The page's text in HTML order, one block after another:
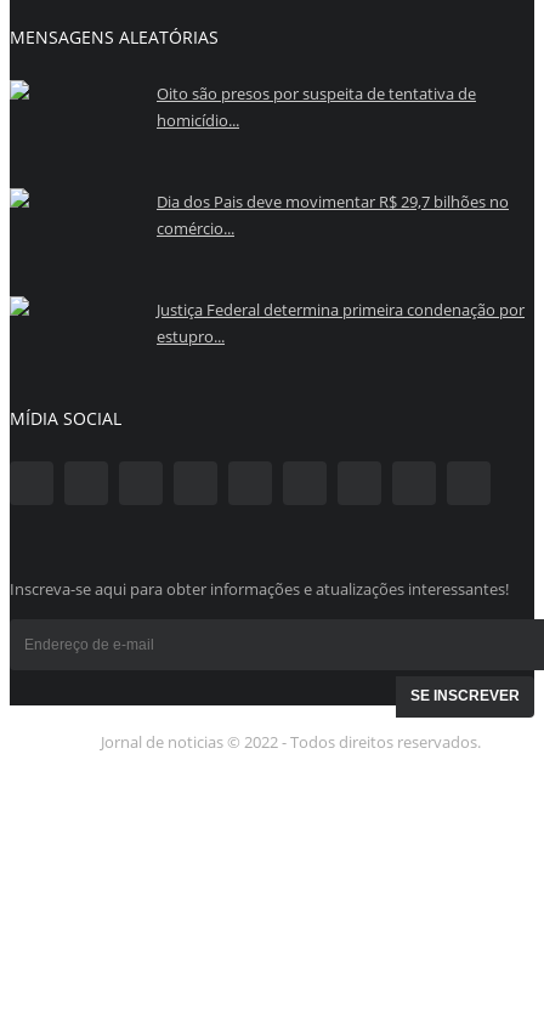
MENSAGENS ALEATÓRIAS
Oito são presos por suspeita de tentativa de
homicídio...
Dia dos Pais deve movimentar R$ 29,7 bilhões no
comércio...
Justiça Federal determina primeira condenação por
estupro...
MÍDIA SOCIAL
Inscreva-se aqui para obter informações e atualizações interessantes!
Jornal de noticias © 2022 - Todos direitos reservados.